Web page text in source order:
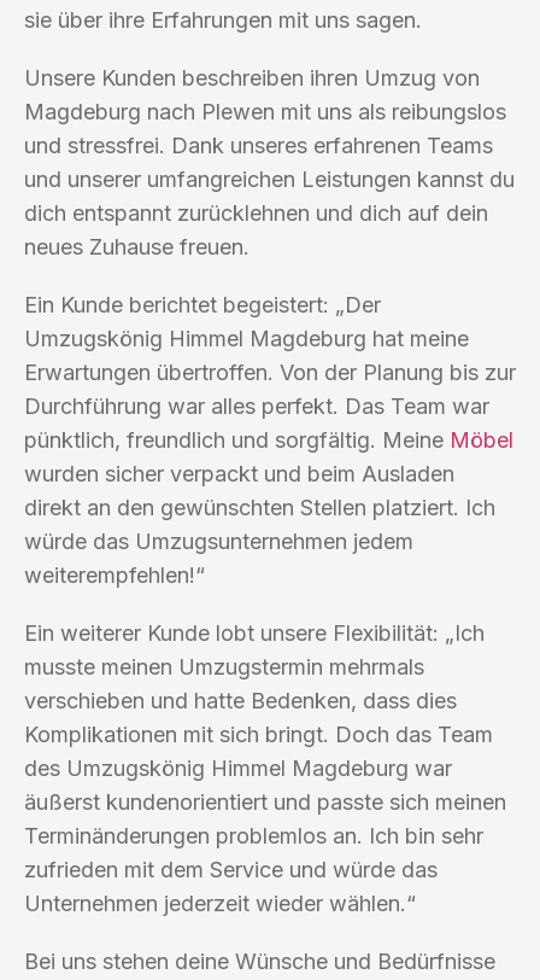
sie über ihre Erfahrungen mit uns sagen.
Unsere Kunden beschreiben ihren Umzug von
Magdeburg nach Plewen mit uns als reibungslos
und stressfrei. Dank unseres erfahrenen Teams
und unserer umfangreichen Leistungen kannst du
dich entspannt zurücklehnen und dich auf dein
neues Zuhause freuen.
Ein Kunde berichtet begeistert: „Der
Umzugskönig Himmel Magdeburg hat meine
Erwartungen übertroffen. Von der Planung bis zur
Durchführung war alles perfekt. Das Team war
pünktlich, freundlich und sorgfältig. Meine Möbel
wurden sicher verpackt und beim Ausladen
direkt an den gewünschten Stellen platziert. Ich
würde das Umzugsunternehmen jedem
weiterempfehlen!“
Ein weiterer Kunde lobt unsere Flexibilität: „Ich
musste meinen Umzugstermin mehrmals
verschieben und hatte Bedenken, dass dies
Komplikationen mit sich bringt. Doch das Team
des Umzugskönig Himmel Magdeburg war
äußerst kundenorientiert und passte sich meinen
Terminänderungen problemlos an. Ich bin sehr
zufrieden mit dem Service und würde das
Unternehmen jederzeit wieder wählen.“
Bei uns stehen deine Wünsche und Bedürfnisse